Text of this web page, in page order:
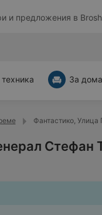
и предложения в
За
Фантастико,
Стефан